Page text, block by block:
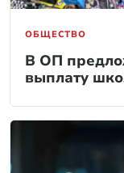
ОБЩЕСТВО
В ОП
выплату